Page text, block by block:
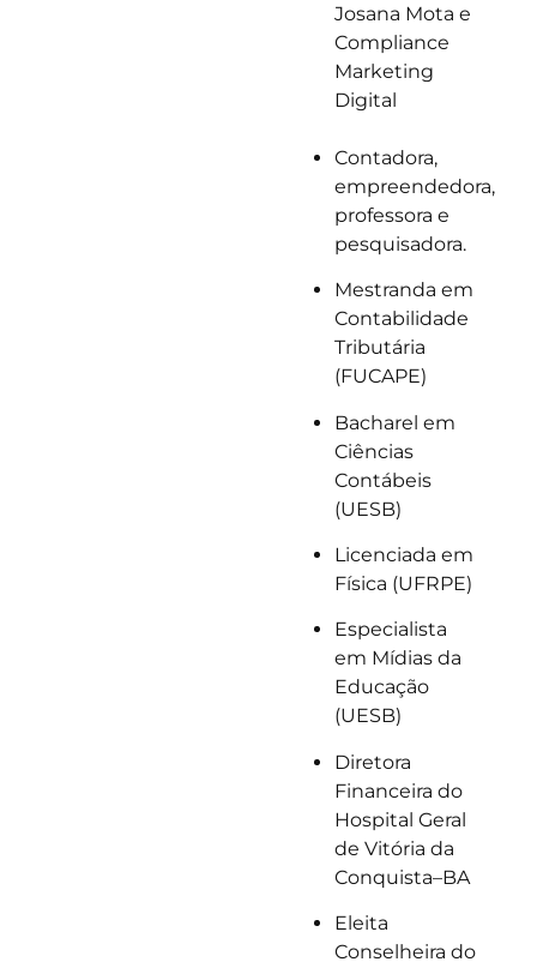
Josana Mota e
Compliance
Marketing
Digital
Contadora,
empreendedora,
professora e
pesquisadora.
Mestranda em
Contabilidade
Tributária
(FUCAPE)
Bacharel em
Ciências
Contábeis
(UESB)
Licenciada em
Física (UFRPE)
Especialista
em Mídias da
Educação
(UESB)
Diretora
Financeira do
Hospital Geral
de Vitória da
Conquista–BA
Eleita
Conselheira do